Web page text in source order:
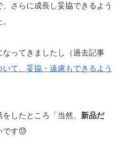
さらに成長し妥協できるよう
ってきましたし（過去記事
て、妥協・遠慮もできるよう
したところ「当然、 新品だ
です😓